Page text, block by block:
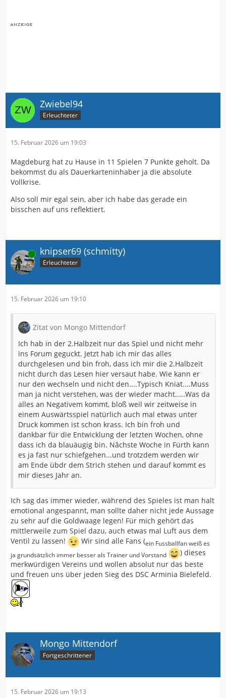
Zwiebel94
Erleuchteter
15. Februar 2026 um 19:03
Magdeburg hat zu Hause in 11 Spielen 7 Punkte geholt. Da
bekommst du als Dauerkarteninhaber ja die absolute
Vollkrise.
Also soll mir egal sein, aber ich habe das gerade ein
bisschen auf uns reflektiert.
Online knipser69 (schmitty)
Erleuchteter
15. Februar 2026 um 19:10
Zitat von Mongo Mittendorf
Ich hab in der 2.Halbzeit nur das Spiel und nicht mehr
ins Forum geguckt. Jetzt hab ich mir das alles
durchgelesen und bin froh, dass ich mir die 2.Halbzeit
nicht durch das Lesen hier versaut habe. Wie kann er
nur den wechseln und nicht den....Typisch Kniat....Muss
man ja nicht verstehen, was der wieder macht.....Was da
alles an Negativem kommt, bloß weil wir zeitweise in
einem Auswärtsspiel natürlich auch mal etwas unter
Druck kommen ist schon krass. Ich bin froh und
dankbar für die Entwicklung der letzten Wochen, ohne
dass ich da blauäugig bin. Nâchste Woche in Fürth kann
es ja fast nur schiefgehen...und trotzdem werden wir
am Ende übdr dem Strich stehen und darauf kommt es
mir dieses Jahr an.
Ich sag das immer wieder, während des Spieles ist man halt
emotional angespannt, man sollte daher nicht jede Aussage
zu sehr auf die Goldwaage legen! Für mich gehört das
mittlerweile zum Spiel dazu, auch etwas mal Luft aus dem
Ventil zu lassen!
Wir sind alle Fans (ein Fussballfan weiß es
ja grundsätzlich immer besser als Trainer und Vorstand
) dieses
merkwürdigen Vereins und wollen absolut nur das beste
und freuen uns über jeden Sieg des DSC Arminia Bielefeld.
Mongo Mittendorf
Fortgeschrittener
15. Februar 2026 um 19:13